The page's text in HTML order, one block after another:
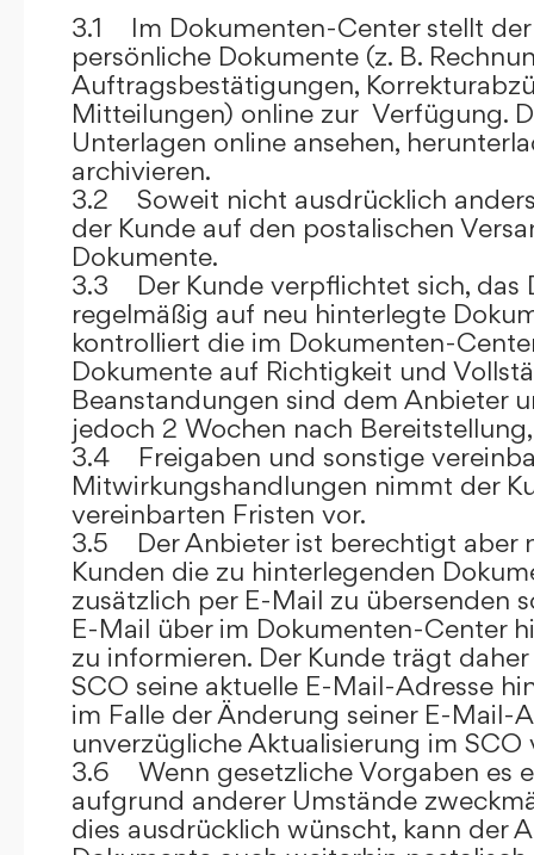
3.1 Im Dokumenten-Center stellt
persönliche Dokumente (z. B.
Auftragsbestätigungen,
Mitteilungen) online zur Verfügung.
Unterlagen online ansehen,
archivieren.
3.2 Soweit nicht ausdrücklich
der Kunde auf den postalischen
Dokumente.
3.3 Der Kunde verpflichtet sich, das
regelmäßig auf neu hinterlegte
kontrolliert die im Dokumenten-
Dokumente auf Richtigkeit und
Beanstandungen sind dem Anbieter
jedoch 2 Wochen nach
3.4 Freigaben und sonstige
Mitwirkungshandlungen nimmt der
vereinbarten Fristen vor.
3.5 Der Anbieter ist berechtigt aber
Kunden die zu hinterlegenden
zusätzlich per E-Mail zu übersenden
E-Mail über im Dokumenten-Center
zu informieren. Der Kunde trägt
SCO seine aktuelle E-Mail-Adresse
im Falle der Änderung seiner E-Mail-
unverzügliche Aktualisierung im SCO
3.6 Wenn gesetzliche Vorgaben es
aufgrund anderer Umstände
dies ausdrücklich wünscht, kann der